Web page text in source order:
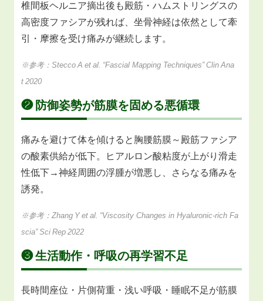
椎間板ヘルニア摘出後も殿筋・ハムストリングスの
高密度ファシアが残れば、坐骨神経は依然として牽
引・摩擦を受け痛みが継続します。
※参考：Stecco A et al. “Fascial Mapping Techniques” Clin Ana
t 2020
❷ 防御姿勢が筋膜を固める悪循環
痛みを避けて体を傾けると胸腰筋膜～殿筋ファシア
の酸素供給が低下。ヒアルロン酸粘度が上がり滑走
性低下→神経周囲の浮腫が増悪し、さらなる痛みを
誘発。
※参考：Zhang Y et al. “Viscosity Changes in Hyaluronic‑rich Fa
scia” Sci Rep 2022
❸ 生活動作・呼吸の再学習不足
長時間座位・片側荷重・浅い呼吸・睡眠不足が筋膜